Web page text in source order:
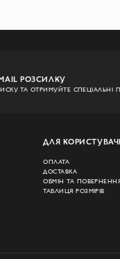
РОЗСИЛКУ
ТА ОТРИМУЙТЕ СПЕЦІАЛЬНІ
ДЛЯ
ОПЛАТА
ДОСТАВКА
ОБМІН ТА
ТАБЛИЦЯ РОЗМІРІВ